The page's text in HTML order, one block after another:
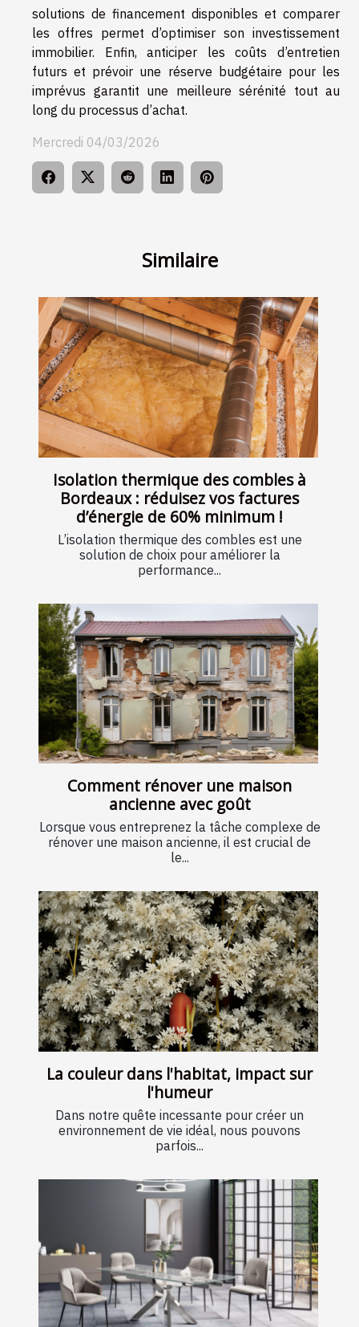
Similaire
Isolation thermique des combles à
Bordeaux : réduisez vos factures
d’énergie de 60% minimum !
L’isolation thermique des combles est une
solution de choix pour améliorer la
performance...
Comment rénover une maison
ancienne avec goût
Lorsque vous entreprenez la tâche complexe de
rénover une maison ancienne, il est crucial de
le...
La couleur dans l'habitat, impact sur
l'humeur
Dans notre quête incessante pour créer un
environnement de vie idéal, nous pouvons
parfois...
solutions de financement disponibles et comparer
les offres permet d’optimiser son investissement
immobilier. Enfin, anticiper les coûts d’entretien
futurs et prévoir une réserve budgétaire pour les
imprévus garantit une meilleure sérénité tout au
long du processus d’achat.
Mercredi 04/03/2026